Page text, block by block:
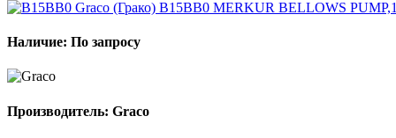
Наличие: По запросу
Производитель: Graco